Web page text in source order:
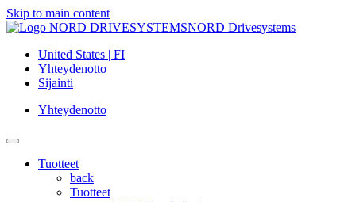
Skip to main content
NORD Drivesystems
United States | FI
Yhteydenotto
Sijainti
Yhteydenotto
Tuotteet
back
Tuotteet